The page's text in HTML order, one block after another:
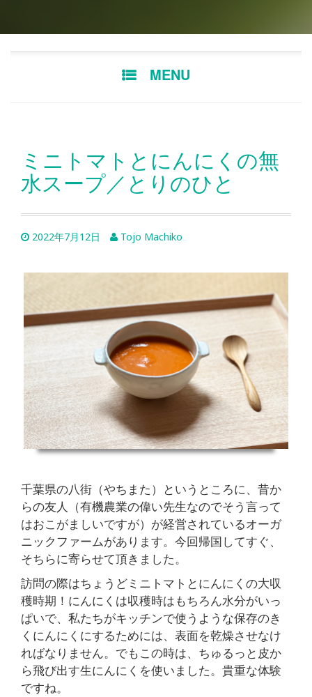
MENU
ミニトマトとにんにくの無
水スープ／とりのひと
2022年7月12日 Tojo Machiko
千葉県の八街（やちまた）というところに、昔か
らの友人（有機農業の偉い先生なのでそう言って
はおこがましいですが）が経営されているオーガ
ニックファームがあります。今回帰国してすぐ、
そちらに寄らせて頂きました。
訪問の際はちょうどミニトマトとにんにくの大収
穫時期！にんにくは収穫時はもちろん水分がいっ
ぱいで、私たちがキッチンで使うような保存のき
くにんにくにするためには、表面を乾燥させなけ
ればなりません。でもこの時は、ちゅるっと皮か
ら飛び出す生にんにくを使いました。貴重な体験
ですね。